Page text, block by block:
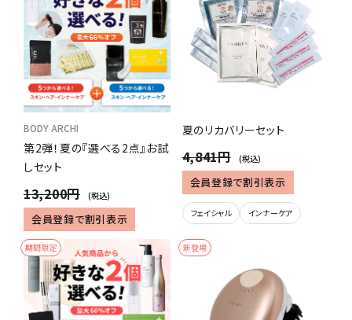
BODY ARCHI
第2弾！夏の『選べる2点』お試
しセット
13,200円 (税込)
会員登録で割引表示
夏のリカバリーセット
4,841円 (税込)
会員登録で割引表示
フェイシャル インナーケア
期間限定 新登場